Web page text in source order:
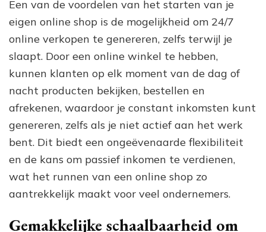
Een van de voordelen van het starten van je
eigen online shop is de mogelijkheid om 24/7
online verkopen te genereren, zelfs terwijl je
slaapt. Door een online winkel te hebben,
kunnen klanten op elk moment van de dag of
nacht producten bekijken, bestellen en
afrekenen, waardoor je constant inkomsten kunt
genereren, zelfs als je niet actief aan het werk
bent. Dit biedt een ongeëvenaarde flexibiliteit
en de kans om passief inkomen te verdienen,
wat het runnen van een online shop zo
aantrekkelijk maakt voor veel ondernemers.
Gemakkelijke schaalbaarheid om